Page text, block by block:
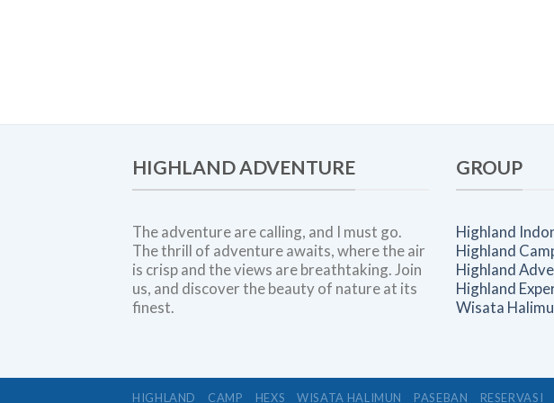
HIGHLAND ADVENTURE
The adventure are calling, and I must go.
The thrill of adventure awaits, where the air
is crisp and the views are breathtaking. Join
us, and discover the beauty of nature at its
finest.
GROUP
Highland
Highland
Highland
Highland
Wisata
HIGHLAND CAMP HEXS WISATA HALIMUN PASEBAN RESERVASI